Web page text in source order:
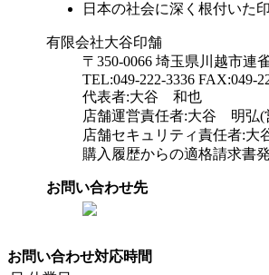
日本の社会に深く根付いた
有限会社大谷印舗
〒350-0066 埼玉県川越市連
TEL:049-222-3336 FAX:049-
代表者:大谷 和也
店舗運営責任者:大谷 明弘(
店舗セキュリティ責任者:
購入履歴からの適格請求書
お問い合わせ先
お問い合わせ対応時間